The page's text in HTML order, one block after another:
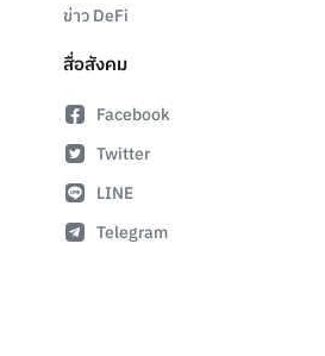
ข่าว DeFi
สื่อสังคม
Facebook
Twitter
LINE
Telegram